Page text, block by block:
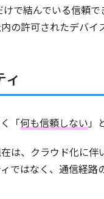
で結んでいる信頼
の許可されたデバイ
「何も信頼しない 」
は、クラウド化に
ではなく、通信経